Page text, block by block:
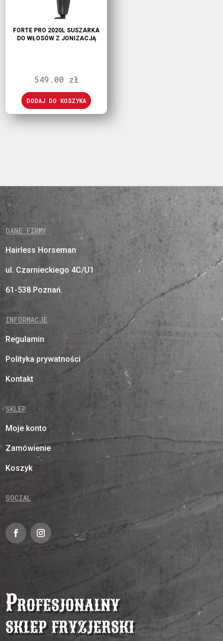
FORTE PRO 2020L SUSZARKA
DO WŁOSÓW Z JONIZACJĄ
549.00 zł
DODAJ DO KOSZYKA
DANE FIRMY
Hairless Horseman
ul. Czarnieckiego 4C/U1
61-538 Poznań.
INFORMACJE
Regulamin
Polityka prywatności
Kontakt
SKLEP
Moje konto
Zamówienie
Koszyk
SOCIAL
Profesjonalny
sklep fryzjerski